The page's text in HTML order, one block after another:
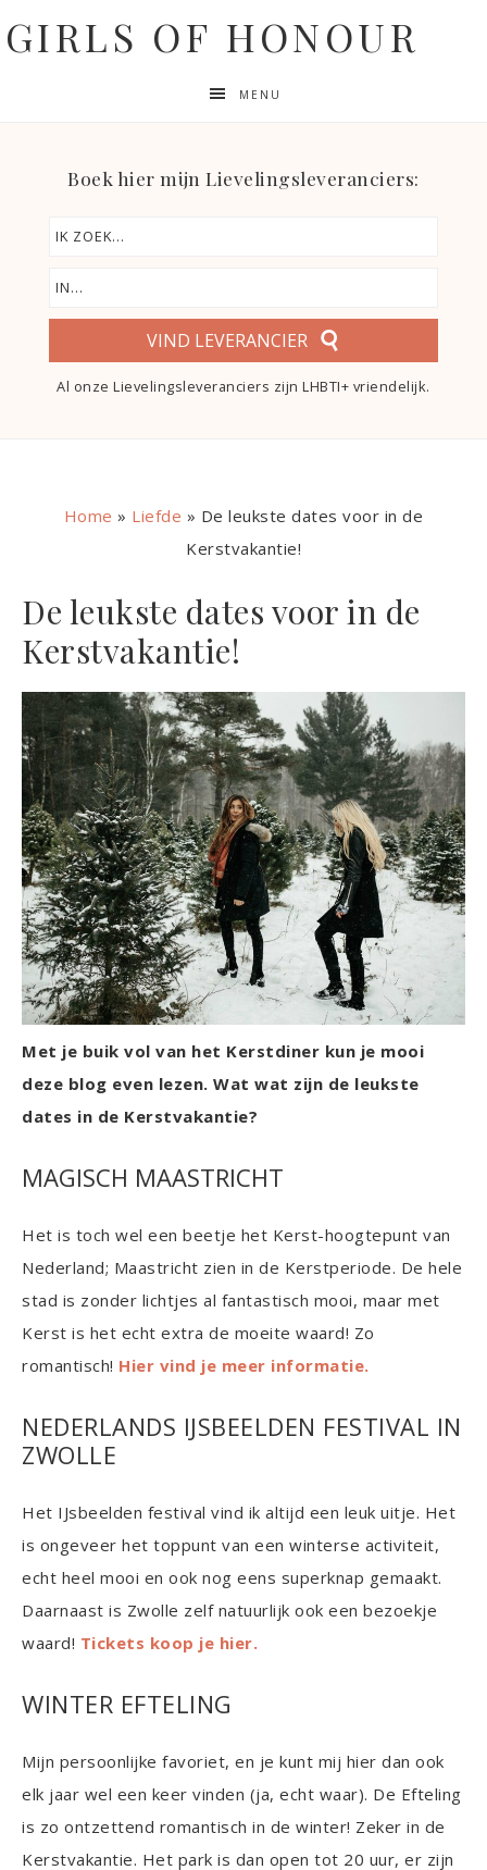
GIRLS OF HONOUR
MENU
Boek hier mijn Lievelingsleveranciers:
VIND LEVERANCIER
Al onze Lievelingsleveranciers zijn LHBTI+ vriendelijk.
Home » Liefde » De leukste dates voor in de
Kerstvakantie!
De leukste dates voor in de
Kerstvakantie!
Met je buik vol van het Kerstdiner kun je mooi
deze blog even lezen. Wat wat zijn de leukste
dates in de Kerstvakantie?
MAGISCH MAASTRICHT
Het is toch wel een beetje het Kerst-hoogtepunt van
Nederland; Maastricht zien in de Kerstperiode. De hele
stad is zonder lichtjes al fantastisch mooi, maar met
Kerst is het echt extra de moeite waard! Zo
romantisch! Hier vind je meer informatie.
NEDERLANDS IJSBEELDEN FESTIVAL IN
ZWOLLE
Het IJsbeelden festival vind ik altijd een leuk uitje. Het
is ongeveer het toppunt van een winterse activiteit,
echt heel mooi en ook nog eens superknap gemaakt.
Daarnaast is Zwolle zelf natuurlijk ook een bezoekje
waard! Tickets koop je hier.
WINTER EFTELING
Mijn persoonlijke favoriet, en je kunt mij hier dan ook
elk jaar wel een keer vinden (ja, echt waar). De Efteling
is zo ontzettend romantisch in de winter! Zeker in de
Kerstvakantie. Het park is dan open tot 20 uur, er zijn